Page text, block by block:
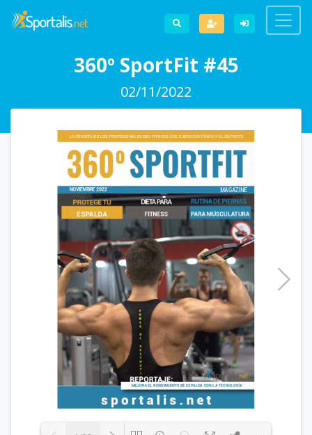
360º SportFit #45
02/11/2022